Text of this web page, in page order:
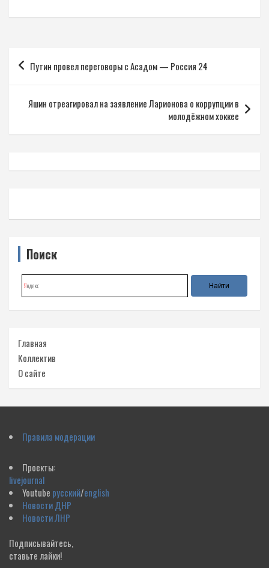
Навигация
по
записям
Путин провел переговоры с Асадом — Россия 24
Яшин отреагировал на заявление Ларионова о коррупции в
молодёжном хоккее
Поиск
Главная
Коллектив
О сайте
Правила модерации
Проекты:
livejournal
Youtube русский/english
Новости ДНР
Новости ЛНР
Подписывайтесь,
ставьте лайки!